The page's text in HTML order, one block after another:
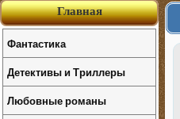
Главная
Фантастика
Детективы и Триллеры
Любовные романы